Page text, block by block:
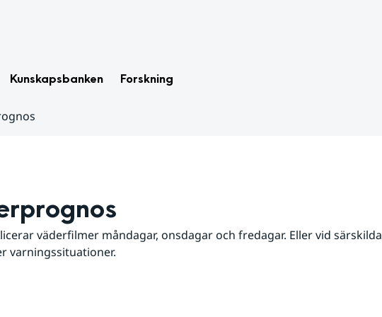
Kunskapsbanken Forskning
väderfilmer måndagar, onsdagar och fredagar. Eller vid särskilda
varningssituationer.